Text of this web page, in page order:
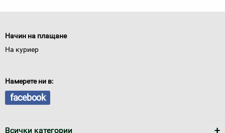
Начин на плащане
На куриер
Намерете ни в:
facebook
Всички категории